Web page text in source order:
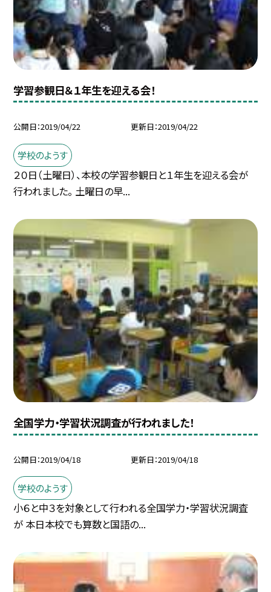
学習参観日＆１年生を迎える会！
公開日 2019/04/22 更新日 2019/04/22
学校のようす
２０日（土曜日）、本校の学習参観日と１年生を迎える会が
行われました。 土曜日の早...
全国学力・学習状況調査が行われました！
公開日 2019/04/18 更新日 2019/04/18
学校のようす
小６と中３を対象として行われる全国学力・学習状況調査
が 本日本校でも算数と国語の...